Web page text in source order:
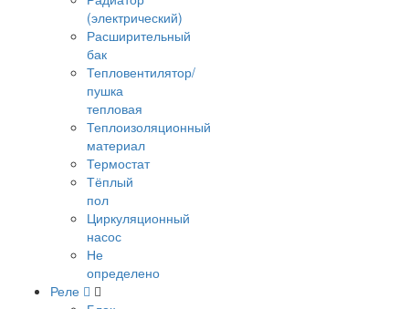
(электрический)
Расширительный
бак
Тепловентилятор/
пушка
тепловая
Теплоизоляционный
материал
Термостат
Тёплый
пол
Циркуляционный
насос
Не
определено
Реле